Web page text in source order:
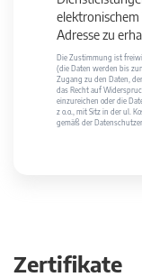
Adresse zu
Die Zustimmung ist
(die Daten werden bis
Zugang zu den Daten,
das Recht auf
einzureichen oder die
z o.o., mit Sitz in der ul.
gemäß der
Zertifikate